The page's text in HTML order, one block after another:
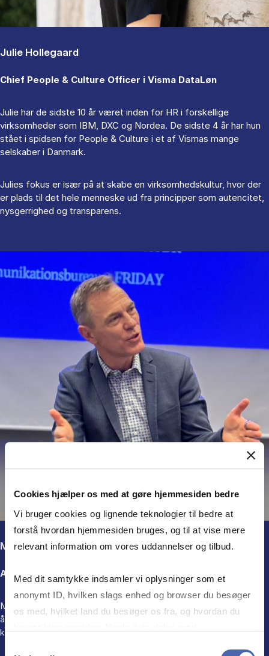
Cookies hjælper os med at gøre hjemmesiden bedre
Vi bruger cookies og lignende teknologier til bedre at
forstå hvordan hjemmesiden bruges, og til at vise mere
relevant information om vores uddannelser og tilbud.
Med dit samtykke indsamler vi oplysninger som et
anonymt ID, hvilken slags enhed og browser du besøger
os med, hvilket land du besøger os fra, og hvordan du
Julie Hollegaard
Chief People & Culture Officer i Visma DataLøn
Julie har de sidste 10 år været inden for HR i forskellige
virksomheder som IBM, DXC og Nordea. De sidste 4 år har hun
stået i spidsen for People & Culture i et af Vismas mange
selskaber i Danmark.
Julies fokus er især på at skabe en virksomhedskultur, hvor der
er plads til det hele menneske ud fra principper som autencitet,
nysgerrighed og transparens.
Martin Ove Rasmussen
Administrerende direktør i FRIDAY
Martin kommer med 35 år som leder i bureaubranchen, heraf 25
år som CEO, og har netop overtaget ledelsesansvaret i
kommunikationsbureauet FRIDAY.